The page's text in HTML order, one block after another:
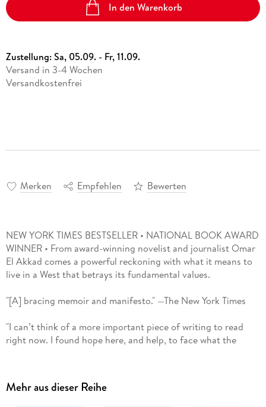
In den Warenkorb
Zustellung:Sa, 05.09. - Fr, 11.09.
Versand in 3-4 Wochen
Versandkostenfrei
Merken Empfehlen Bewerten
NEW YORK TIMES BESTSELLER • NATIONAL BOOK AWARD
WINNER • From award-winning novelist and journalist Omar
El Akkad comes a powerful reckoning with what it means to
live in a West that betrays its fundamental values.
"[A] bracing memoir and manifesto." —The New York Times
"I can’t think of a more important piece of writing to read
right now. I found hope here, and help, to face what the
Mehr aus dieser Reihe